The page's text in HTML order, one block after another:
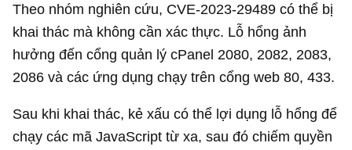
Theo nhóm nghiên cứu, CVE-2023-29489 có thể bị
khai thác mà không cần xác thực. Lỗ hổng ảnh
hưởng đến cổng quản lý cPanel 2080, 2082, 2083,
2086 và các ứng dụng chạy trên cổng web 80, 433.
Sau khi khai thác, kẻ xấu có thể lợi dụng lỗ hổng để
chạy các mã JavaScript từ xa, sau đó chiếm quyền